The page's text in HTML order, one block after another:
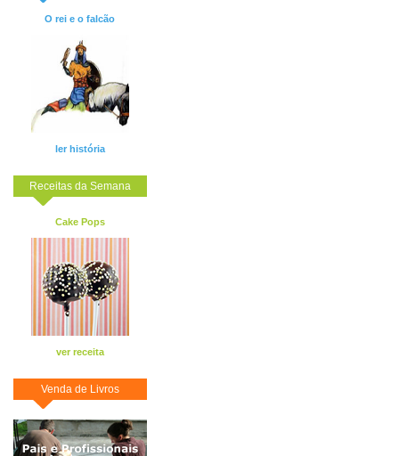
O rei e o falcão
ler história
Receitas da Semana
Cake Pops
ver receita
Venda de Livros